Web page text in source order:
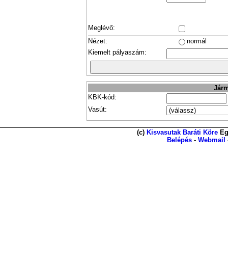
Meglévő:
Nézet:
normál
Kiemelt pályaszám:
KBK-kód:
Vasút:
(c) Kisvasutak Baráti Köre
Belépés - Webmail